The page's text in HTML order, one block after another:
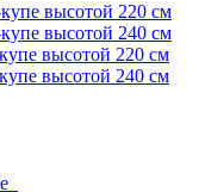
высотой 220 см
высотой 240 см
высотой 220 см
высотой 240 см